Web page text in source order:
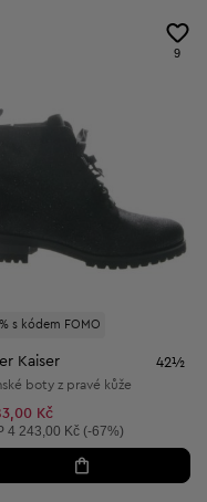
s kódem FOMO
9
Kaiser 42½
boty z pravé kůže
Kč
cena:
4 243,00 Kč (-67%)